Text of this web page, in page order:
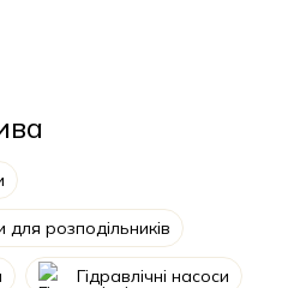
розподільників
Гідравлічні насоси